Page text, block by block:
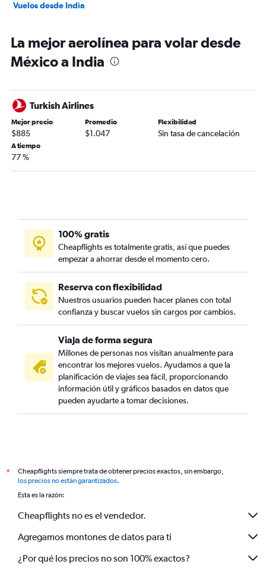
Vuelos desde India
La mejor aerolínea para volar desde
México a India
Turkish Airlines
Mejor precio
$885
Promedio
$1.047
Flexibilidad
Sin tasa de cancelación
A tiempo
77 %
100% gratis
Cheapflights es totalmente gratis, así que puedes
empezar a ahorrar desde el momento cero.
Reserva con flexibilidad
Nuestros usuarios pueden hacer planes con total
confianza y buscar vuelos sin cargos por cambios.
Viaja de forma segura
Millones de personas nos visitan anualmente para
encontrar los mejores vuelos. Ayudamos a que la
planificación de viajes sea fácil, proporcionando
información útil y gráficos basados en datos que
pueden ayudarte a tomar decisiones.
*
Cheapflights siempre trata de obtener precios exactos, sin embargo,
los precios no están garantizados.
Esta es la razón:
Cheapflights no es el vendedor.
Agregamos montones de datos para ti
¿Por qué los precios no son 100% exactos?